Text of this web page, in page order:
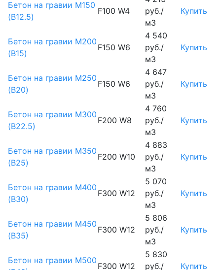
Бетон на гравии М150
(B12.5)
F100 W4
руб./
м3
Купить
Бетон на гравии М200
(B15)
F150 W6
4 540
руб./
м3
Купить
Бетон на гравии М250
(B20)
F150 W6
4 647
руб./
м3
Купить
Бетон на гравии М300
(B22.5)
F200 W8
4 760
руб./
м3
Купить
Бетон на гравии М350
(B25)
F200 W10
4 883
руб./
м3
Купить
Бетон на гравии М400
(B30)
F300 W12
5 070
руб./
м3
Купить
Бетон на гравии М450
(В35)
F300 W12
5 806
руб./
м3
Купить
Бетон на гравии М500
F300 W12
5 830
руб./
Купить